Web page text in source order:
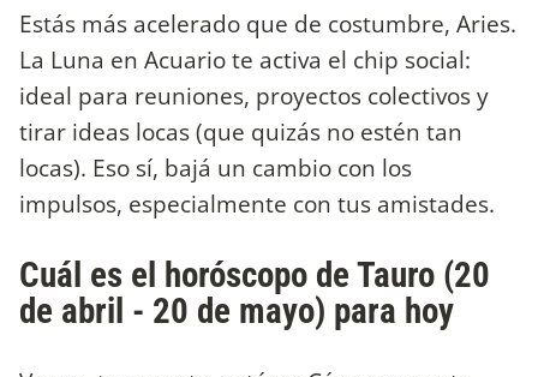
Estás más acelerado que de costumbre, Aries.
La Luna en Acuario te activa el chip social:
ideal para reuniones, proyectos colectivos y
tirar ideas locas (que quizás no estén tan
locas). Eso sí, bajá un cambio con los
impulsos, especialmente con tus amistades.
Cuál es el horóscopo de Tauro (20
de abril - 20 de mayo) para hoy